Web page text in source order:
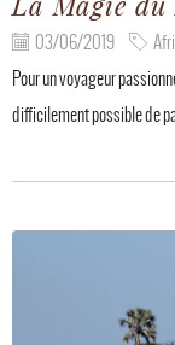
03/06/2019
Pour un voyageur
difficilement possible de